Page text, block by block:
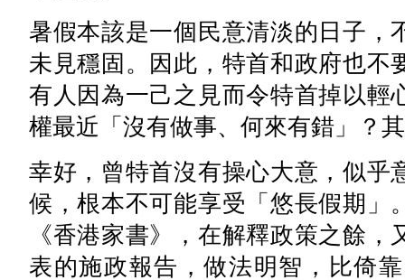
暑假本該是一個民意清淡的日子，
未見穩固。因此，特首和政府也不
有人因為一己之見而令特首掉以輕
權最近「沒有做事、何來有錯」？
幸好，曾特首沒有操心大意，似乎
候，根本不可能享受「悠長假期」
《香港家書》，在解釋政策之餘
表的施政報告，做法明智，比倚